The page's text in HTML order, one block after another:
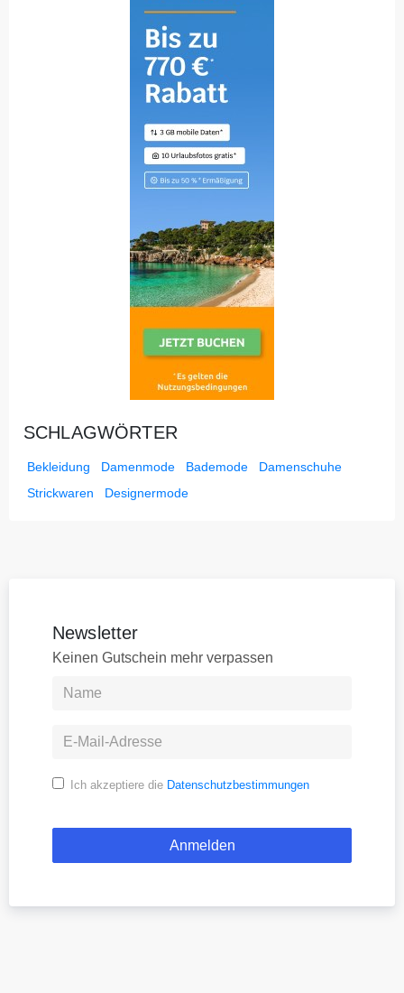
SCHLAGWÖRTER
Bekleidung Damenmode Bademode
Damenschuhe
Strickwaren
Designermode
Newsletter
Keinen Gutschein mehr verpassen
Ich akzeptiere die Datenschutzbestimmungen